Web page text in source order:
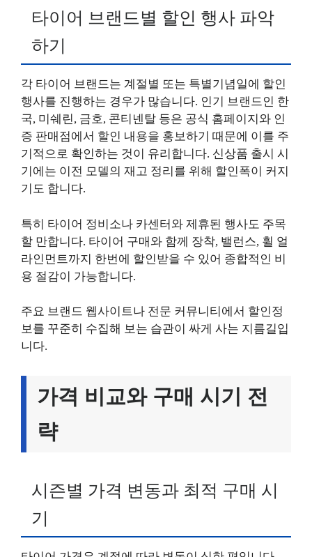
타이어 브랜드별 할인 행사 파악
하기
각 타이어 브랜드는 계절별 또는 특별기념일에 할인
행사를 진행하는 경우가 많습니다. 인기 브랜드인 한
국, 미쉐린, 금호, 콘티넨탈 등은 공식 홈페이지와 인
증 판매점에서 할인 내용을 홍보하기 때문에 이를 주
기적으로 확인하는 것이 유리합니다. 신상품 출시 시
기에는 이전 모델의 재고 정리를 위해 할인폭이 커지
기도 합니다.
특히 타이어 정비소나 카센터와 제휴된 행사도 주목
할 만합니다. 타이어 구매와 함께 장착, 밸런스, 휠 얼
라인먼트까지 한번에 할인받을 수 있어 종합적인 비
용 절감이 가능합니다.
주요 브랜드 웹사이트나 전문 커뮤니티에서 할인정
보를 꾸준히 수집해 보는 습관이 싸게 사는 지름길입
니다.
가격 비교와 구매 시기 전
략
시즌별 가격 변동과 최적 구매 시
기